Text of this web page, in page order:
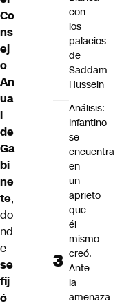
Co
ns
ej
o
An
ua
l
de
Ga
bi
ne
te,
do
nd
e
se
fij
ó
con
los
palacios
de
Saddam
Hussein
Análisis:
Infantino
se
encuentra
en
un
aprieto
que
él
mismo
creó.
Ante
la
amenaza